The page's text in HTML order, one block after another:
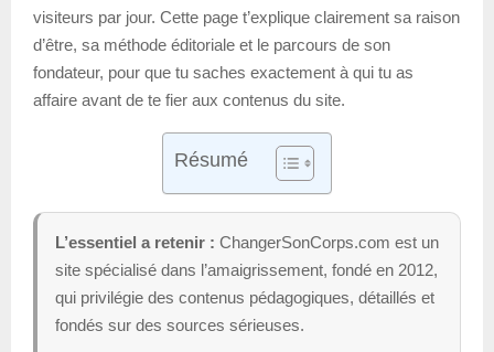
visiteurs par jour. Cette page t’explique clairement sa raison
d’être, sa méthode éditoriale et le parcours de son
fondateur, pour que tu saches exactement à qui tu as
affaire avant de te fier aux contenus du site.
Résumé
L’essentiel a retenir : ChangerSonCorps.com est un
site spécialisé dans l’amaigrissement, fondé en 2012,
qui privilégie des contenus pédagogiques, détaillés et
fondés sur des sources sérieuses.